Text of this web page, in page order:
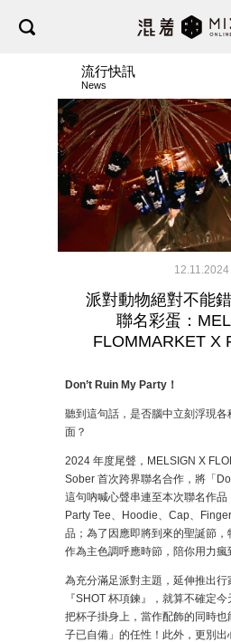
流行快訊
News
12.11.2024
派對動物絕對不能
聯名彩蛋：
FLOMMARKET X
Don’t Ruin My Party！
聽到這句話，是否腦中立刻浮現
面？
2024 年度尾聲，MELSIGN X
Sober 首次跨界聯名合作，將「
這句吶喊心聲串連至本次聯名作品
Party Tee、Hoodie、Cap、
品；為了因應即將到來的聖誕節
作為主色調呼應時節，陪你用力瘋
為充分滿足派對主題，延伸推出行
『SHOT 杯項鍊』，就算不確定
把杯子掛身上，當作配飾的同時
子已自備」的任性！此外，更別